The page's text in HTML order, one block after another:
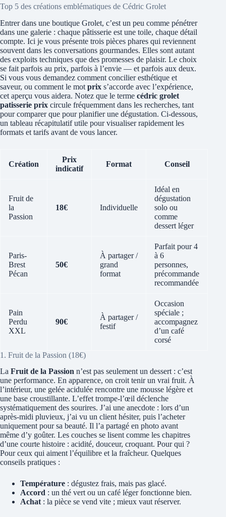
Top 5 des créations emblématiques de Cédric Grolet
Entrer dans une boutique Grolet, c’est un peu comme pénétrer
dans une galerie : chaque pâtisserie est une toile, chaque détail
compte. Ici je vous présente trois pièces phares qui reviennent
souvent dans les conversations gourmandes. Elles sont autant
des exploits techniques que des promesses de plaisir. Le choix
se fait parfois au prix, parfois à l’envie — et parfois aux deux.
Si vous vous demandez comment concilier esthétique et
saveur, ou comment le mot prix s’accorde avec l’expérience,
cet aperçu vous aidera. Notez que le terme cédric grolet
patisserie prix circule fréquemment dans les recherches, tant
pour comparer que pour planifier une dégustation. Ci-dessous,
un tableau récapitulatif utile pour visualiser rapidement les
formats et tarifs avant de vous lancer.
Création
Prix
indicatif
Format Conseil
Fruit de
la
Passion
18€ Individuelle
Idéal en
dégustation
solo ou
comme
dessert léger
Paris-
Brest
Pécan
50€
À partager /
grand
format
Parfait pour 4
à 6
personnes,
précommande
recommandée
Pain
Perdu
XXL
90€
À partager /
festif
Occasion
spéciale ;
accompagnez
d’un café
corsé
1. Fruit de la Passion (18€)
La Fruit de la Passion n’est pas seulement un dessert : c’est
une performance. En apparence, on croit tenir un vrai fruit. À
l’intérieur, une gelée acidulée rencontre une mousse légère et
une base croustillante. L’effet trompe-l’œil déclenche
systématiquement des sourires. J’ai une anecdote : lors d’un
après-midi pluvieux, j’ai vu un client hésiter, puis l’acheter
uniquement pour sa beauté. Il l’a partagé en photo avant
même d’y goûter. Les couches se lisent comme les chapitres
d’une courte histoire : acidité, douceur, croquant. Pour qui ?
Pour ceux qui aiment l’équilibre et la fraîcheur. Quelques
conseils pratiques :
Température : dégustez frais, mais pas glacé.
Accord : un thé vert ou un café léger fonctionne bien.
Achat: la pièce se vend vite ; mieux vaut réserver.